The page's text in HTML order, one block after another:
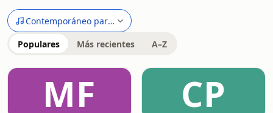
Contemporáneo para adultos
Populares Más recientes A–Z
MF CP